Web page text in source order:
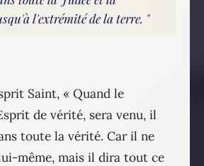
l'extrémité de la terre. "
Saint, « Quand le
de vérité, sera venu, il
toute la vérité. Car il ne
même, mais il dira tout ce